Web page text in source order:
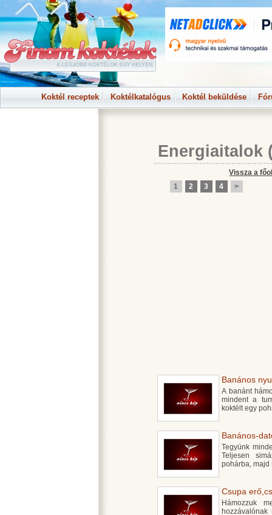
Koktél receptek Koktélkatalógus Koktél beküldése
Energiaitalok
Vissza a
1
2 3 4 >
Banános
A banánt
mindent a
koktélt egy
Banános-
Tegyünk
Teljesen
pohárba, majd
Csupa
Hámozzuk